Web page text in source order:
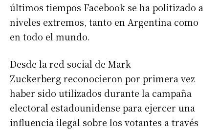
últimos tiempos Facebook se ha politizado a
niveles extremos, tanto en Argentina como
en todo el mundo.
Desde la red social de Mark
Zuckerberg reconocieron por primera vez
haber sido utilizados durante la campaña
electoral estadounidense para ejercer una
influencia ilegal sobre los votantes a través